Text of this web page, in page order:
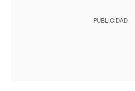
PUBLICIDAD